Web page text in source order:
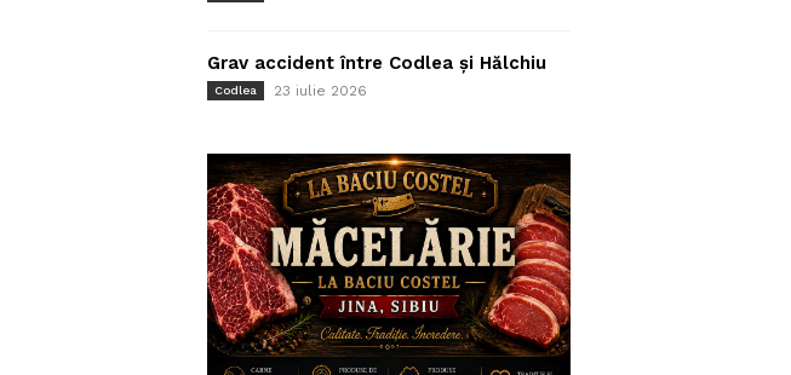
Grav accident între Codlea și Hălchiu
Codlea 23 iulie 2026